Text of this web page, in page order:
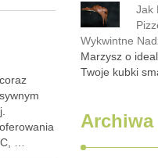
…
Jak
Wykwintne
Marzysz o
Twoje kubki
Archiwa